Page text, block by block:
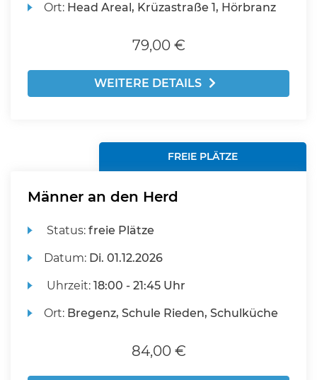
Ort: Head Areal, Krüzastraße 1, Hörbranz
79,00 €
WEITERE DETAILS
FREIE PLÄTZE
Männer an den Herd
Status:freie Plätze
Datum: Di. 01.12.2026
Uhrzeit:18:00 - 21:45 Uhr
Ort: Bregenz, Schule Rieden, Schulküche
84,00 €